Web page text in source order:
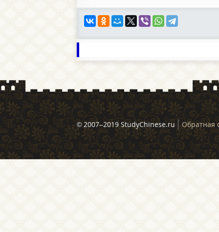
© 2007–2019 StudyChinese.ru Обратная